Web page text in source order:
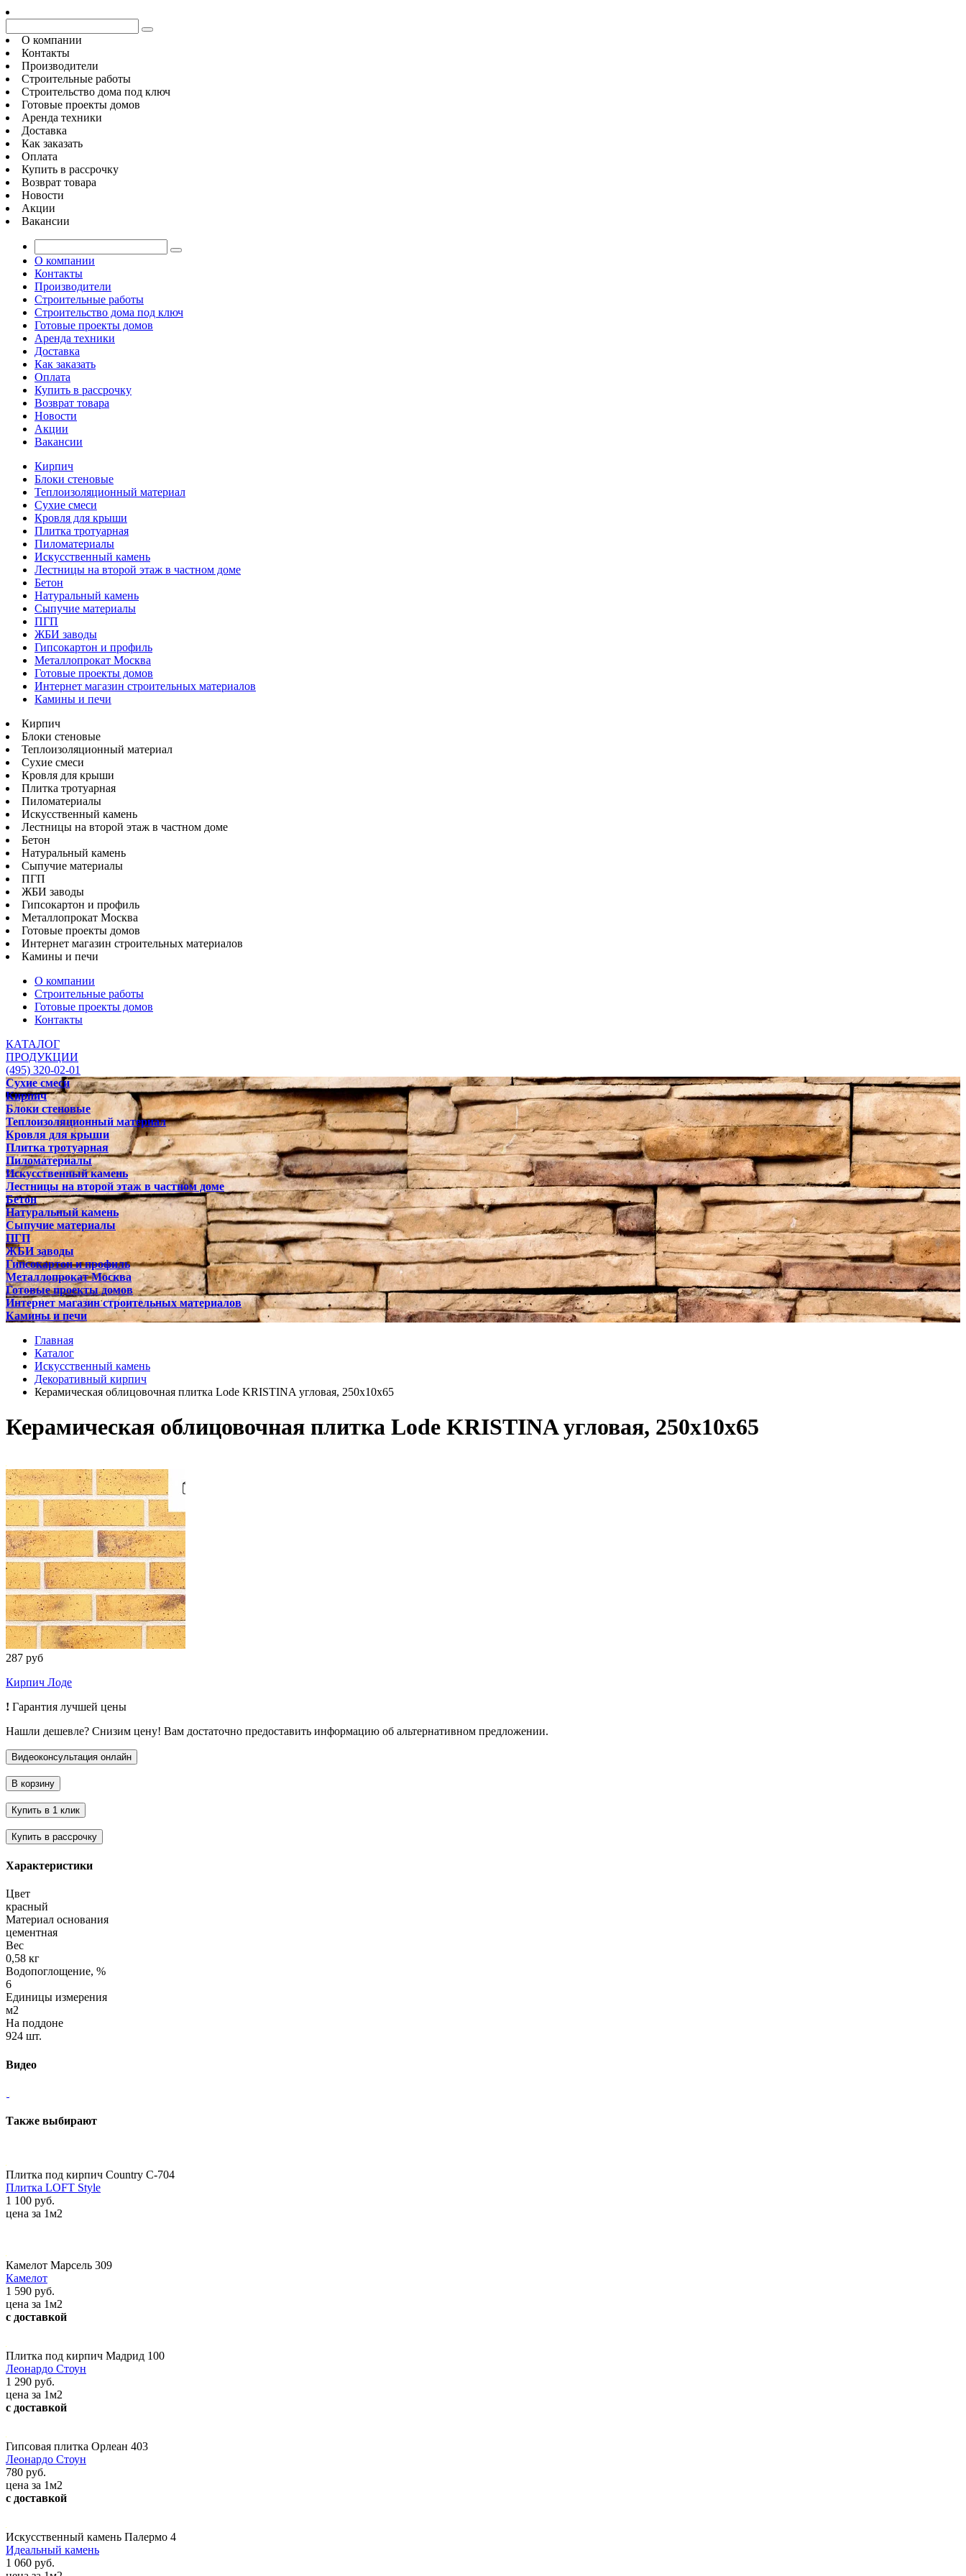
О компании
Контакты
Производители
Строительные работы
Строительство дома под ключ
Готовые проекты домов
Аренда техники
Доставка
Как заказать
Оплата
Купить в рассрочку
Возврат товара
Новости
Акции
Вакансии
О компании
Контакты
Производители
Строительные работы
Строительство дома под ключ
Готовые проекты домов
Аренда техники
Доставка
Как заказать
Оплата
Купить в рассрочку
Возврат товара
Новости
Акции
Вакансии
Кирпич
Блоки стеновые
Теплоизоляционный материал
Сухие смеси
Кровля для крыши
Плитка тротуарная
Пиломатериалы
Искусственный камень
Лестницы на второй этаж в частном доме
Бетон
Натуральный камень
Сыпучие материалы
ПГП
ЖБИ заводы
Гипсокартон и профиль
Металлопрокат Москва
Готовые проекты домов
Интернет магазин строительных материалов
Камины и печи
Кирпич
Блоки стеновые
Теплоизоляционный материал
Сухие смеси
Кровля для крыши
Плитка тротуарная
Пиломатериалы
Искусственный камень
Лестницы на второй этаж в частном доме
Бетон
Натуральный камень
Сыпучие материалы
ПГП
ЖБИ заводы
Гипсокартон и профиль
Металлопрокат Москва
Готовые проекты домов
Интернет магазин строительных материалов
Камины и печи
О компании
Строительные работы
Готовые проекты домов
Контакты
КАТАЛОГ
ПРОДУКЦИИ
(495) 320-02-01
Сухие смеси
Кирпич
Блоки стеновые
Теплоизоляционный материал
Кровля для крыши
Плитка тротуарная
Пиломатериалы
Искусственный камень
Лестницы на второй этаж в частном доме
Бетон
Натуральный камень
Сыпучие материалы
ПГП
ЖБИ заводы
Гипсокартон и профиль
Металлопрокат Москва
Готовые проекты домов
Интернет магазин строительных материалов
Камины и печи
Главная
Каталог
Искусственный камень
Декоративный кирпич
Керамическая облицовочная плитка Lode KRISTINA угловая, 250x10x65
Керамическая облицовочная плитка Lode KRISTINA угловая, 250x10x65
287 руб
Кирпич Лоде
! Гарантия лучшей цены
Нашли дешевле? Снизим цену! Вам достаточно предоставить информацию об альтернативном предложении.
Характеристики
Цвет
красный
Материал основания
цементная
Вес
0,58 кг
Водопоглощение, %
6
Единицы измерения
м2
На поддоне
924 шт.
Видео
Также выбирают
Плитка под кирпич Country C-704
Плитка LOFT Style
1 100 руб.
цена за 1м2
Камелот Марсель 309
Камелот
1 590 руб.
цена за 1м2
с доставкой
Плитка под кирпич Мадрид 100
Леонардо Стоун
1 290 руб.
цена за 1м2
с доставкой
Гипсовая плитка Орлеан 403
Леонардо Стоун
780 руб.
цена за 1м2
с доставкой
Искусственный камень Палермо 4
Идеальный камень
1 060 руб.